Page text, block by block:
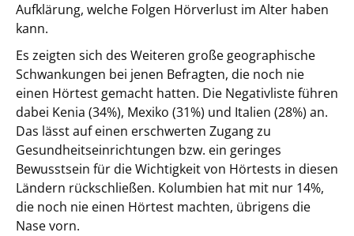
Aufklärung, welche Folgen Hörverlust im Alter haben
kann.
Es zeigten sich des Weiteren große geographische
Schwankungen bei jenen Befragten, die noch nie
einen Hörtest gemacht hatten. Die Negativliste führen
dabei Kenia (34%), Mexiko (31%) und Italien (28%) an.
Das lässt auf einen erschwerten Zugang zu
Gesundheitseinrichtungen bzw. ein geringes
Bewusstsein für die Wichtigkeit von Hörtests in diesen
Ländern rückschließen. Kolumbien hat mit nur 14%,
die noch nie einen Hörtest machten, übrigens die
Nase vorn.